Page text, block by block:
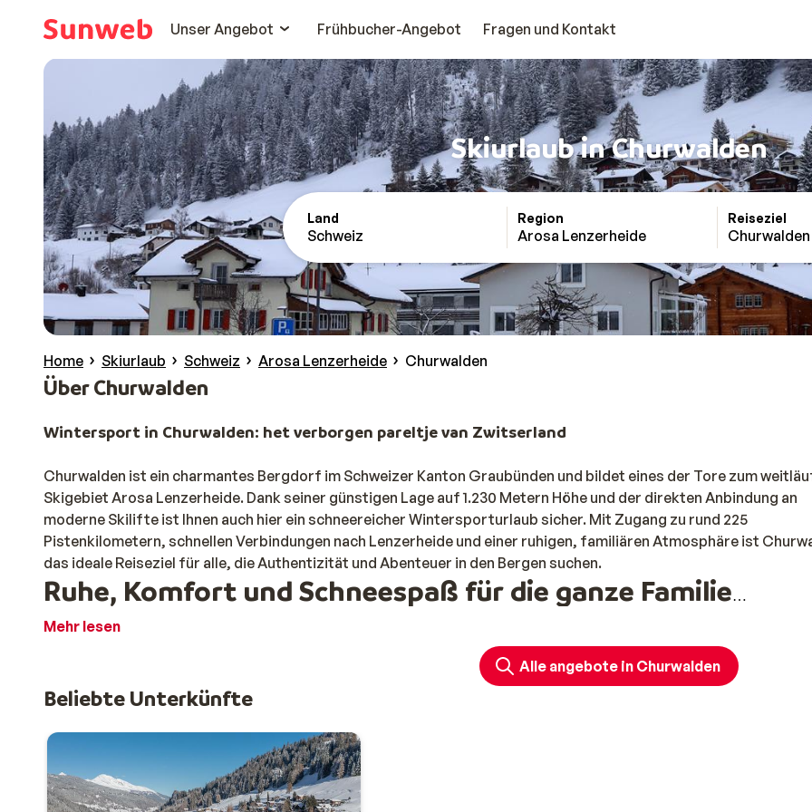
Unser Angebot
Frühbucher-Angebot Fragen und Kontakt
Skiurlaub in Churwalden
Land
Schweiz
Region
Arosa Lenzerheide
Reiseziel
Churwalden
Home Skiurlaub Schweiz Arosa Lenzerheide Churwalden
Über Churwalden
Wintersport in Churwalden: het verborgen pareltje van Zwitserland
Churwalden ist ein charmantes Bergdorf im Schweizer Kanton Graubünden und bildet eines der Tore zum
Skigebiet Arosa Lenzerheide. Dank seiner günstigen Lage auf 1.230 Metern Höhe und der direkten Anbindung an
moderne Skilifte ist Ihnen auch hier ein schneereicher Wintersporturlaub sicher. Mit Zugang zu rund 225
Pistenkilometern, schnellen Verbindungen nach Lenzerheide und einer ruhigen, familiären Atmosphäre ist
das ideale Reiseziel für alle, die Authentizität und Abenteuer in den Bergen suchen.
Ruhe, Komfort und Schneespaß für die ganze Familie
gemütliche Atmosphäre mit schönen Unterkünften und herzlicher Gastfreundschaft. Dank des direkten Zugangs
den Liftstationen, wie beispielsweise der Panoramabahn Heidbüel, sind Sie innerhalb weniger Minuten auf der
Kinder fühlen sich hier schnell zu Hause: Es gibt verschiedene Übungshänge, eine Kinderskischule und das nahe
Rodelbahn von Pradaschier vergnügen, die das ganze Jahr über geöffnet ist.
Aktivitäten & Atmosphäre in Churwalden
Mehr lesen
Alle angebote in Churwalden
Beliebte Unterkünfte